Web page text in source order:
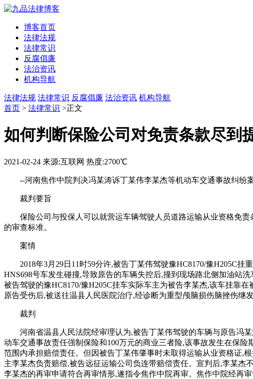
博客首页
法律法规
法律常识
反腐倡廉
法治资讯
机构导航
法律法规 法律常识 反腐倡廉 法治资讯 机构导航
首页 > 法律常识 >正文
如何判断保险公司对免责条款尽到
2021-02-24 来源:互联网 热度:2700℃
--河南焦作中院判决冯某涛诉丁某伟李某杰等机动车交通事故纠纷
裁判要旨
保险公司与投保人可以就营运车辆驾驶人员道路运输从业资格免
的审查标准。
案情
2018年3月29日11时59分许,被告丁某伟驾驶豫HC8170/豫H205C
HNS698号车发生碰撞,导致原告的车辆失控后,撞到现场路北侧加油站
被告驾驶的豫HC8170/豫H205C挂车实际车主为被告李某杰,该车挂靠
原告受伤后,被送往温县人民医院治疗,经诊断为重型颅脑损伤脑挫伤继
裁判
河南省温县人民法院经审理认为,被告丁某伟驾驶的车辆与原告冯
动车交通事故责任强制保险和100万元的商业三者险,该事故发生在保
范围内承担赔偿责任。但因被告丁某伟肇事时未取得运输从业资格证,
主李某杰负责赔偿,被告远征运输公司负连带赔偿责任。宣判后,李某
李某杰的再审申请符合再审情形,遂指令焦作中院再审。焦作中院经再